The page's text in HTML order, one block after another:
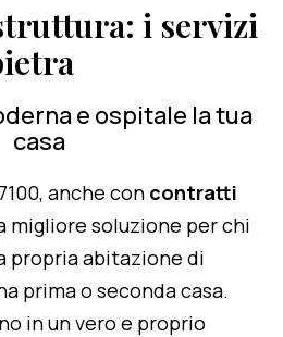
i servizi
e ospitale la tua
casa
anche con contratti
migliore soluzione per chi
propria abitazione di
prima o seconda casa.
in un vero e proprio